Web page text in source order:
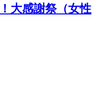
大感謝祭（女性